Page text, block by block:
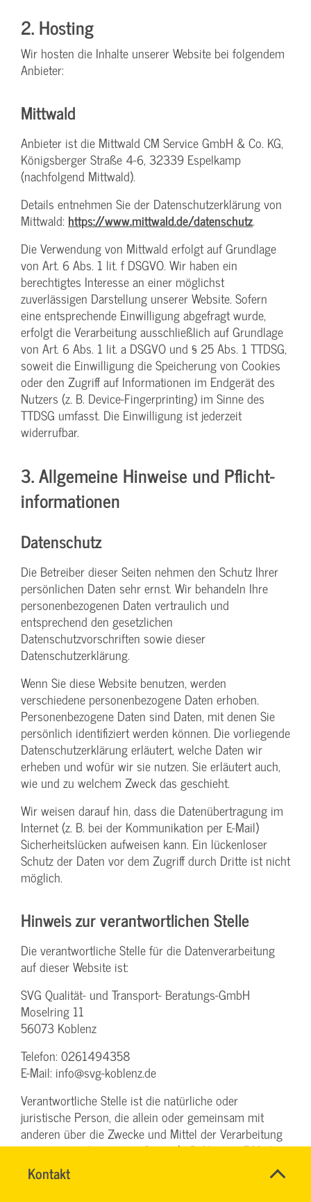
Kontakt
CHRISTINA
Name*
Schnell
&
2. Hosting
Wir hosten die Inhalte unserer Website bei folgendem
Anbieter:
Mittwald
Anbieter ist die Mittwald CM Service GmbH & Co. KG,
Königsberger Straße 4-6, 32339 Espelkamp
(nachfolgend Mittwald).
Details entnehmen Sie der Datenschutzerklärung von
Mittwald: https://www.mittwald.de/datenschutz.
Die Verwendung von Mittwald erfolgt auf Grundlage
von Art. 6 Abs. 1 lit. f DSGVO. Wir haben ein
berechtigtes Interesse an einer möglichst
zuverlässigen Darstellung unserer Website. Sofern
eine entsprechende Einwilligung abgefragt wurde,
erfolgt die Verarbeitung ausschließlich auf Grundlage
von Art. 6 Abs. 1 lit. a DSGVO und § 25 Abs. 1 TTDSG,
soweit die Einwilligung die Speicherung von Cookies
oder den Zugriff auf Informationen im Endgerät des
Nutzers (z. B. Device-Fingerprinting) im Sinne des
TTDSG umfasst. Die Einwilligung ist jederzeit
widerrufbar.
3. Allgemeine Hinweise und Pflicht­
informationen
Datenschutz
Die Betreiber dieser Seiten nehmen den Schutz Ihrer
persönlichen Daten sehr ernst. Wir behandeln Ihre
personenbezogenen Daten vertraulich und
entsprechend den gesetzlichen
Datenschutzvorschriften sowie dieser
Datenschutzerklärung.
Wenn Sie diese Website benutzen, werden
verschiedene personenbezogene Daten erhoben.
Personenbezogene Daten sind Daten, mit denen Sie
persönlich identifiziert werden können. Die vorliegende
Datenschutzerklärung erläutert, welche Daten wir
erheben und wofür wir sie nutzen. Sie erläutert auch,
wie und zu welchem Zweck das geschieht.
Wir weisen darauf hin, dass die Datenübertragung im
Internet (z. B. bei der Kommunikation per E-Mail)
Sicherheitslücken aufweisen kann. Ein lückenloser
Schutz der Daten vor dem Zugriff durch Dritte ist nicht
möglich.
Hinweis zur verantwortlichen Stelle
Die verantwortliche Stelle für die Datenverarbeitung
auf dieser Website ist:
SVG Qualität- und Transport- Beratungs-GmbH
Moselring 11
56073 Koblenz
Telefon: 0261494358
E-Mail: info@svg-koblenz.de
Verantwortliche Stelle ist die natürliche oder
juristische Person, die allein oder gemeinsam mit
anderen über die Zwecke und Mittel der Verarbeitung
von personenbezogenen Daten (z. B. Namen, E-Mail-
Adressen o. Ä.) entscheidet.